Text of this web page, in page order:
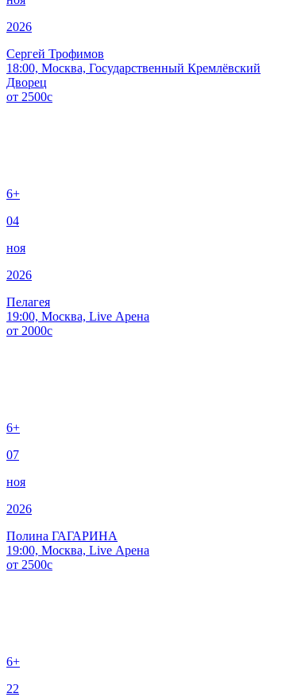
2026
Сергей Трофимов
18:00, Москва, Государственный Кремлёвский
Дворец
от 2500c
6+
04
ноя
2026
Пелагея
19:00, Москва, Live Арена
от 2000c
6+
07
ноя
2026
Полина ГАГАРИНА
19:00, Москва, Live Арена
от 2500c
6+
22